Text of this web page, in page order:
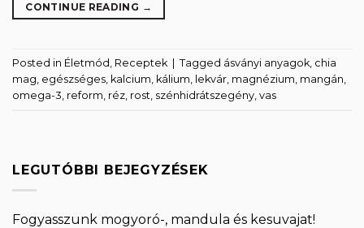
CONTINUE READING →
Posted in Életmód Receptek | Tagged ásványi anyagok chia
mag egészséges kalcium kálium lekvár magnézium mangán
omega-3 reform réz rost szénhidrátszegény vas
LEGUTÓBBI BEJEGYZÉSEK
Fogyasszunk mogyoró-, mandula és kesuvajat!